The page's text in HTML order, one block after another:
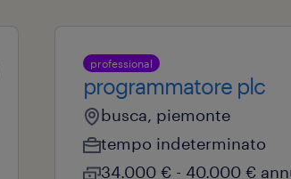
professional
programmatore plc
busca, piemonte
tempo indeterminato
34.000 € - 40.000 €